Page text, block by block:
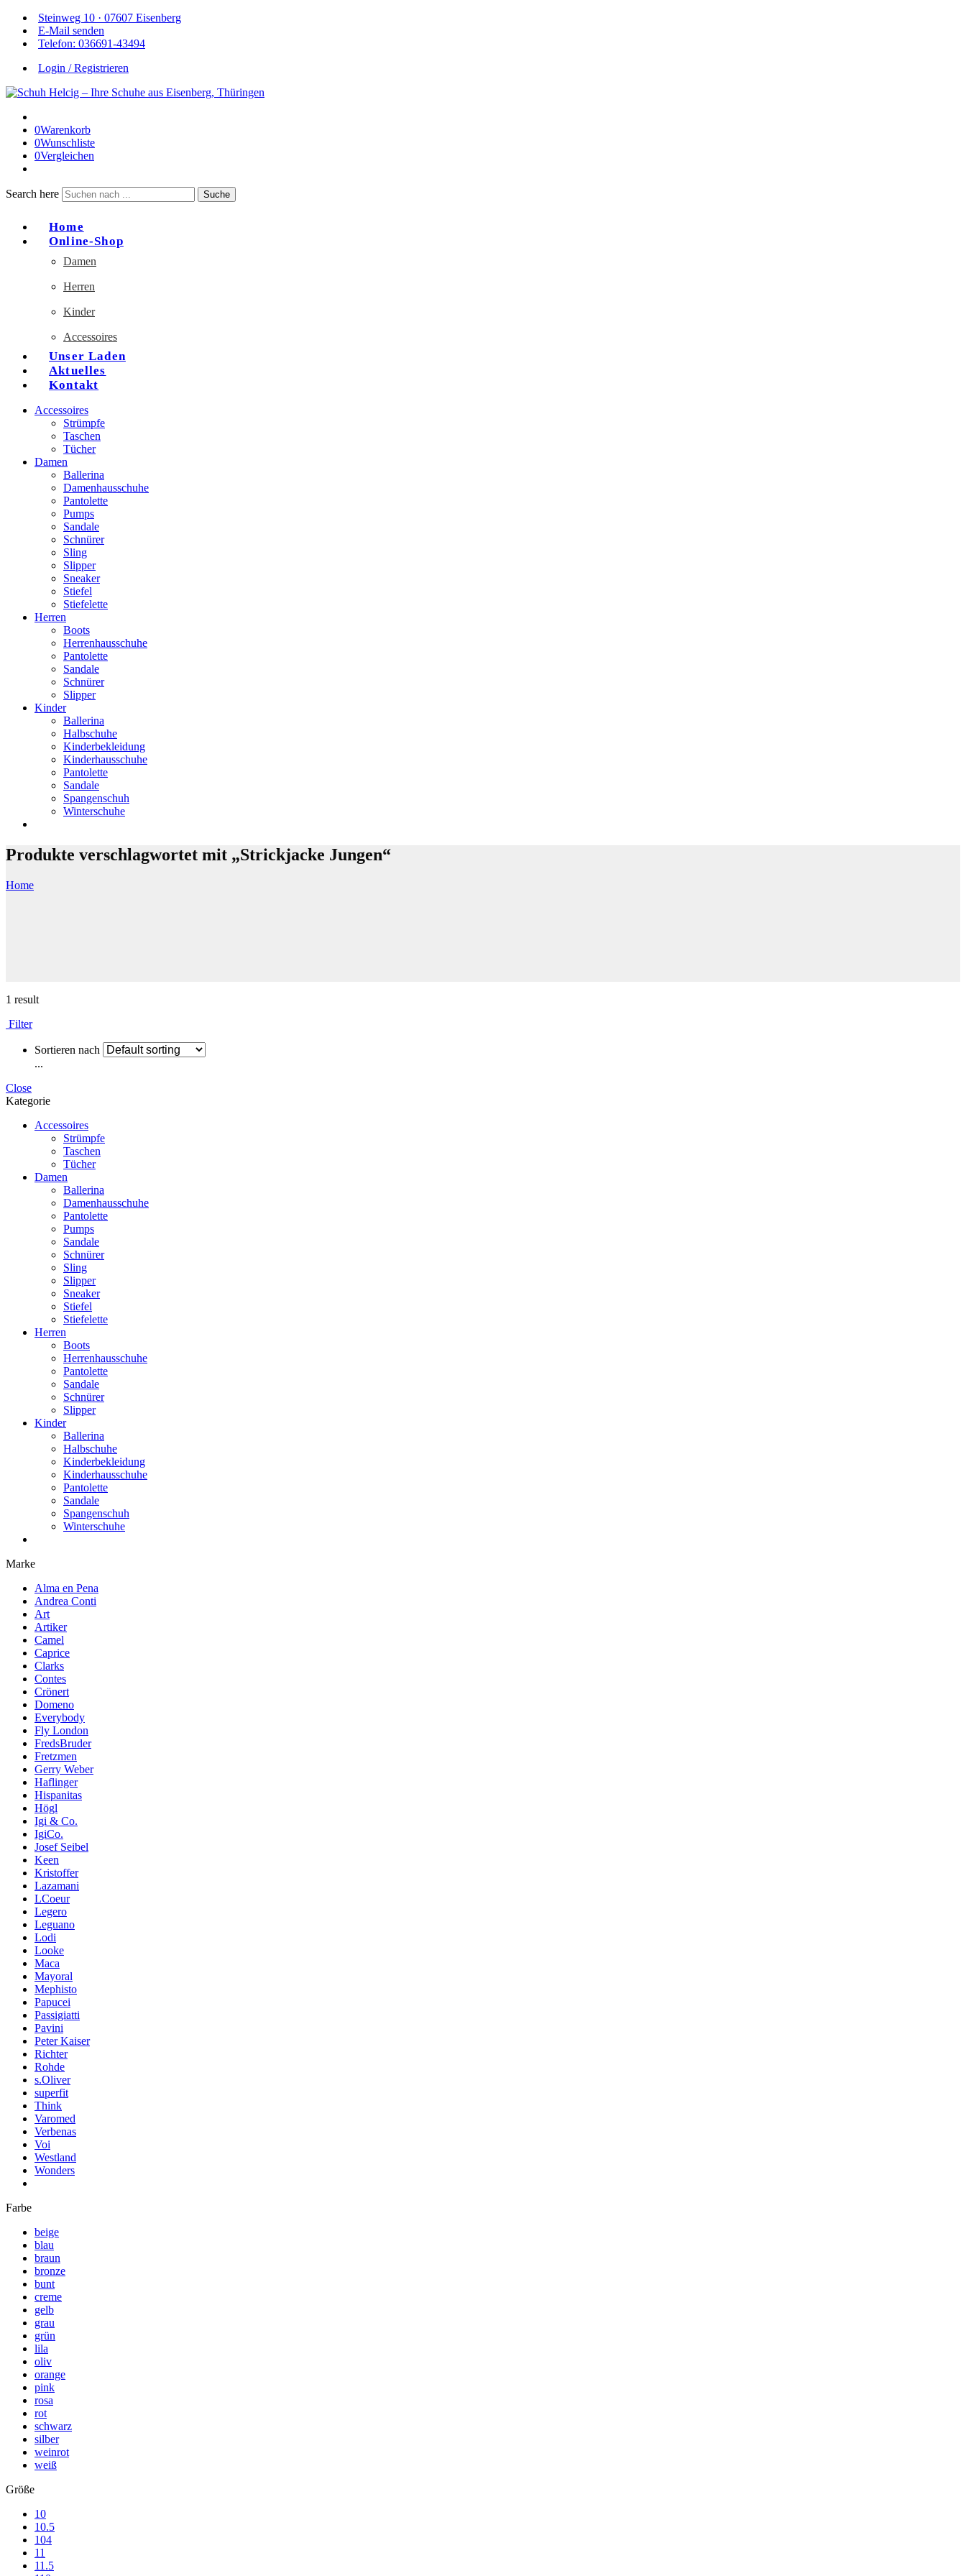
Steinweg 10 · 07607 Eisenberg
E-Mail senden
Telefon: 036691-43494
Login / Registrieren
0Warenkorb
0Wunschliste
0Vergleichen
Search here Suche
Home
Online-Shop
Damen
Herren
Kinder
Accessoires
Unser Laden
Aktuelles
Kontakt
Accessoires
Strümpfe
Taschen
Tücher
Damen
Ballerina
Damenhausschuhe
Pantolette
Pumps
Sandale
Schnürer
Sling
Slipper
Sneaker
Stiefel
Stiefelette
Herren
Boots
Herrenhausschuhe
Pantolette
Sandale
Schnürer
Slipper
Kinder
Ballerina
Halbschuhe
Kinderbekleidung
Kinderhausschuhe
Pantolette
Sandale
Spangenschuh
Winterschuhe
Produkte verschlagwortet mit „Strickjacke Jungen“
Home
1 result
Filter
Sortieren nach
...
Close
Kategorie
Accessoires
Strümpfe
Taschen
Tücher
Damen
Ballerina
Damenhausschuhe
Pantolette
Pumps
Sandale
Schnürer
Sling
Slipper
Sneaker
Stiefel
Stiefelette
Herren
Boots
Herrenhausschuhe
Pantolette
Sandale
Schnürer
Slipper
Kinder
Ballerina
Halbschuhe
Kinderbekleidung
Kinderhausschuhe
Pantolette
Sandale
Spangenschuh
Winterschuhe
Marke
Alma en Pena
Andrea Conti
Art
Artiker
Camel
Caprice
Clarks
Contes
Crönert
Domeno
Everybody
Fly London
FredsBruder
Fretzmen
Gerry Weber
Haflinger
Hispanitas
Högl
Igi & Co.
IgiCo.
Josef Seibel
Keen
Kristoffer
Lazamani
LCoeur
Legero
Leguano
Lodi
Looke
Maca
Mayoral
Mephisto
Papucei
Passigiatti
Pavini
Peter Kaiser
Richter
Rohde
s.Oliver
superfit
Think
Varomed
Verbenas
Voi
Westland
Wonders
Farbe
beige
blau
braun
bronze
bunt
creme
gelb
grau
grün
lila
oliv
orange
pink
rosa
rot
schwarz
silber
weinrot
weiß
Größe
10
10.5
104
11
11.5